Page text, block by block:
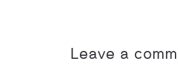
Leave a